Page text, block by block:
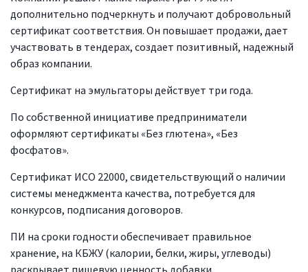
дополнительно подчеркнуть и получают добровольный
сертификат соответствия. Он повышает продажи, дает
участвовать в тендерах, создает позитивный, надежный
образ компании.
Сертификат на эмульгаторы действует три года.
По собственной инициативе предприниматели
оформляют сертификаты «Без глютена», «Без
фосфатов».
Сертификат ИСО 22000, свидетельствующий о наличии
системы менеджмента качества, потребуется для
конкурсов, подписания договоров.
ПИ на сроки годности обеспечивает правильное
хранение, на КБЖУ (калории, белки, жиры, углеводы)
раскрывает пищевую ценность добавки.